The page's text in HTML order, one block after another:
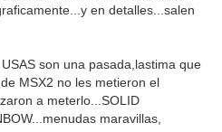
en detalles...salen
son una pasada,lastima que
MSX2 no les metieron el
a meterlo...SOLID
maravillas,